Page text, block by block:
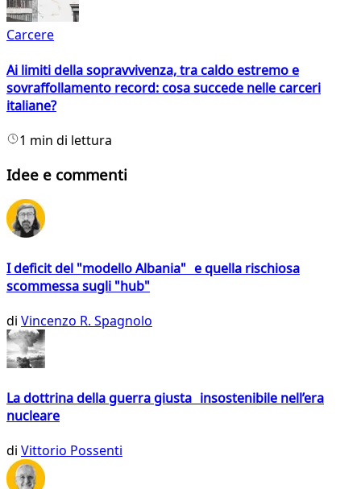
Carcere
Ai limiti della sopravvivenza, tra caldo estremo e
sovraffollamento record: cosa succede nelle carceri
italiane?
1 min di lettura
Idee e commenti
I deficit del "modello Albania" e quella rischiosa
scommessa sugli "hub"
di Vincenzo R. Spagnolo
La dottrina della guerra giusta insostenibile nell’era
nucleare
di Vittorio Possenti